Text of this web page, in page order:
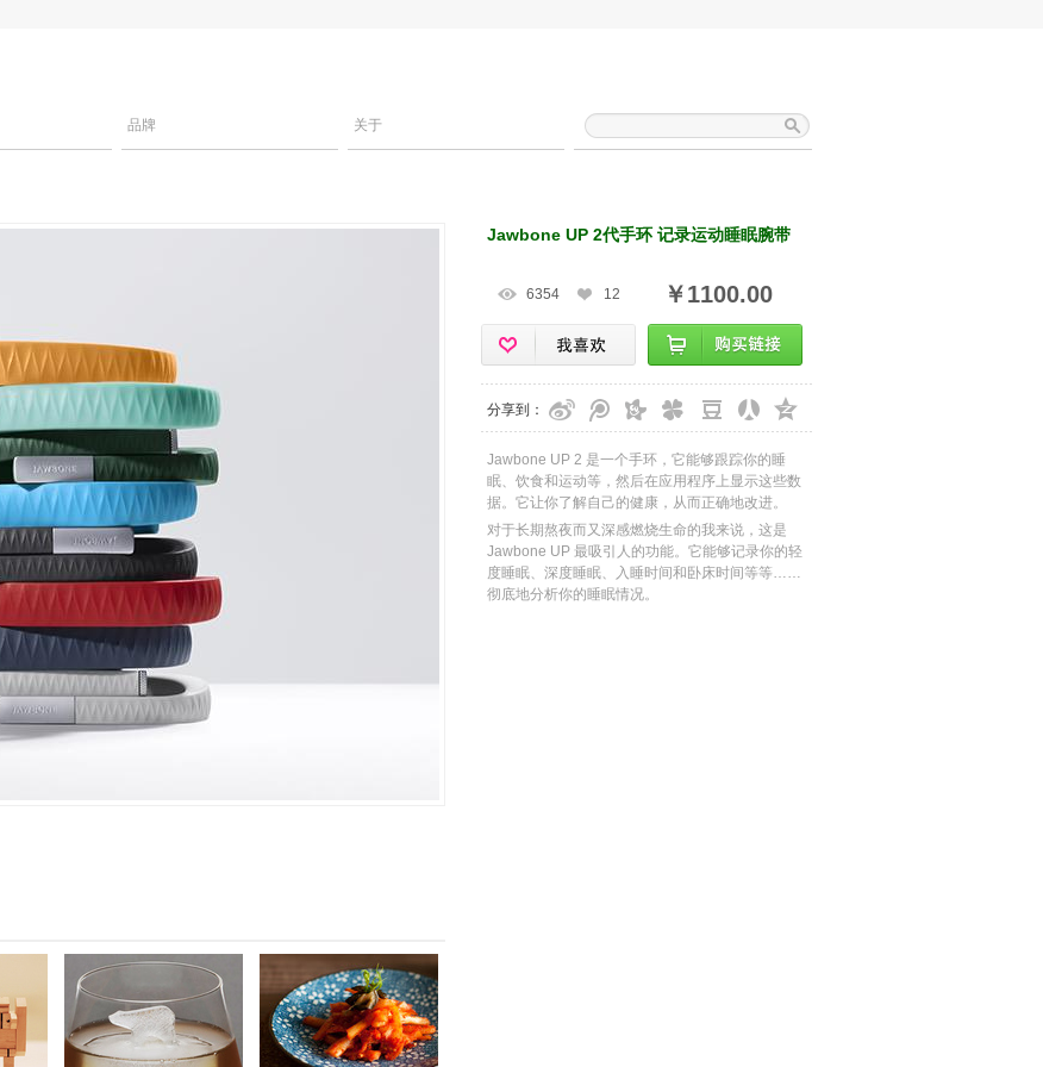
品牌 关于
Jawbone UP 2代手环 记录运动睡眠腕带
6354 12 ￥1100.00
分享到：
Jawbone UP 2 是一个手环，它能够跟踪你的睡
眠、饮食和运动等，然后在应用程序上显示这些数
据。它让你了解自己的健康，从而正确地改进。
对于长期熬夜而又深感燃烧生命的我来说，这是
Jawbone UP 最吸引人的功能。它能够记录你的轻
度睡眠、深度睡眠、入睡时间和卧床时间等等……
彻底地分析你的睡眠情况。